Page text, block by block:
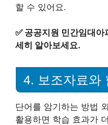
할 수 있어요.
✅ 공공지원 민간임대아
세히 알아보세요.
4. 보조자료와
단어를 암기하는 방법
활용하면 학습 효과가